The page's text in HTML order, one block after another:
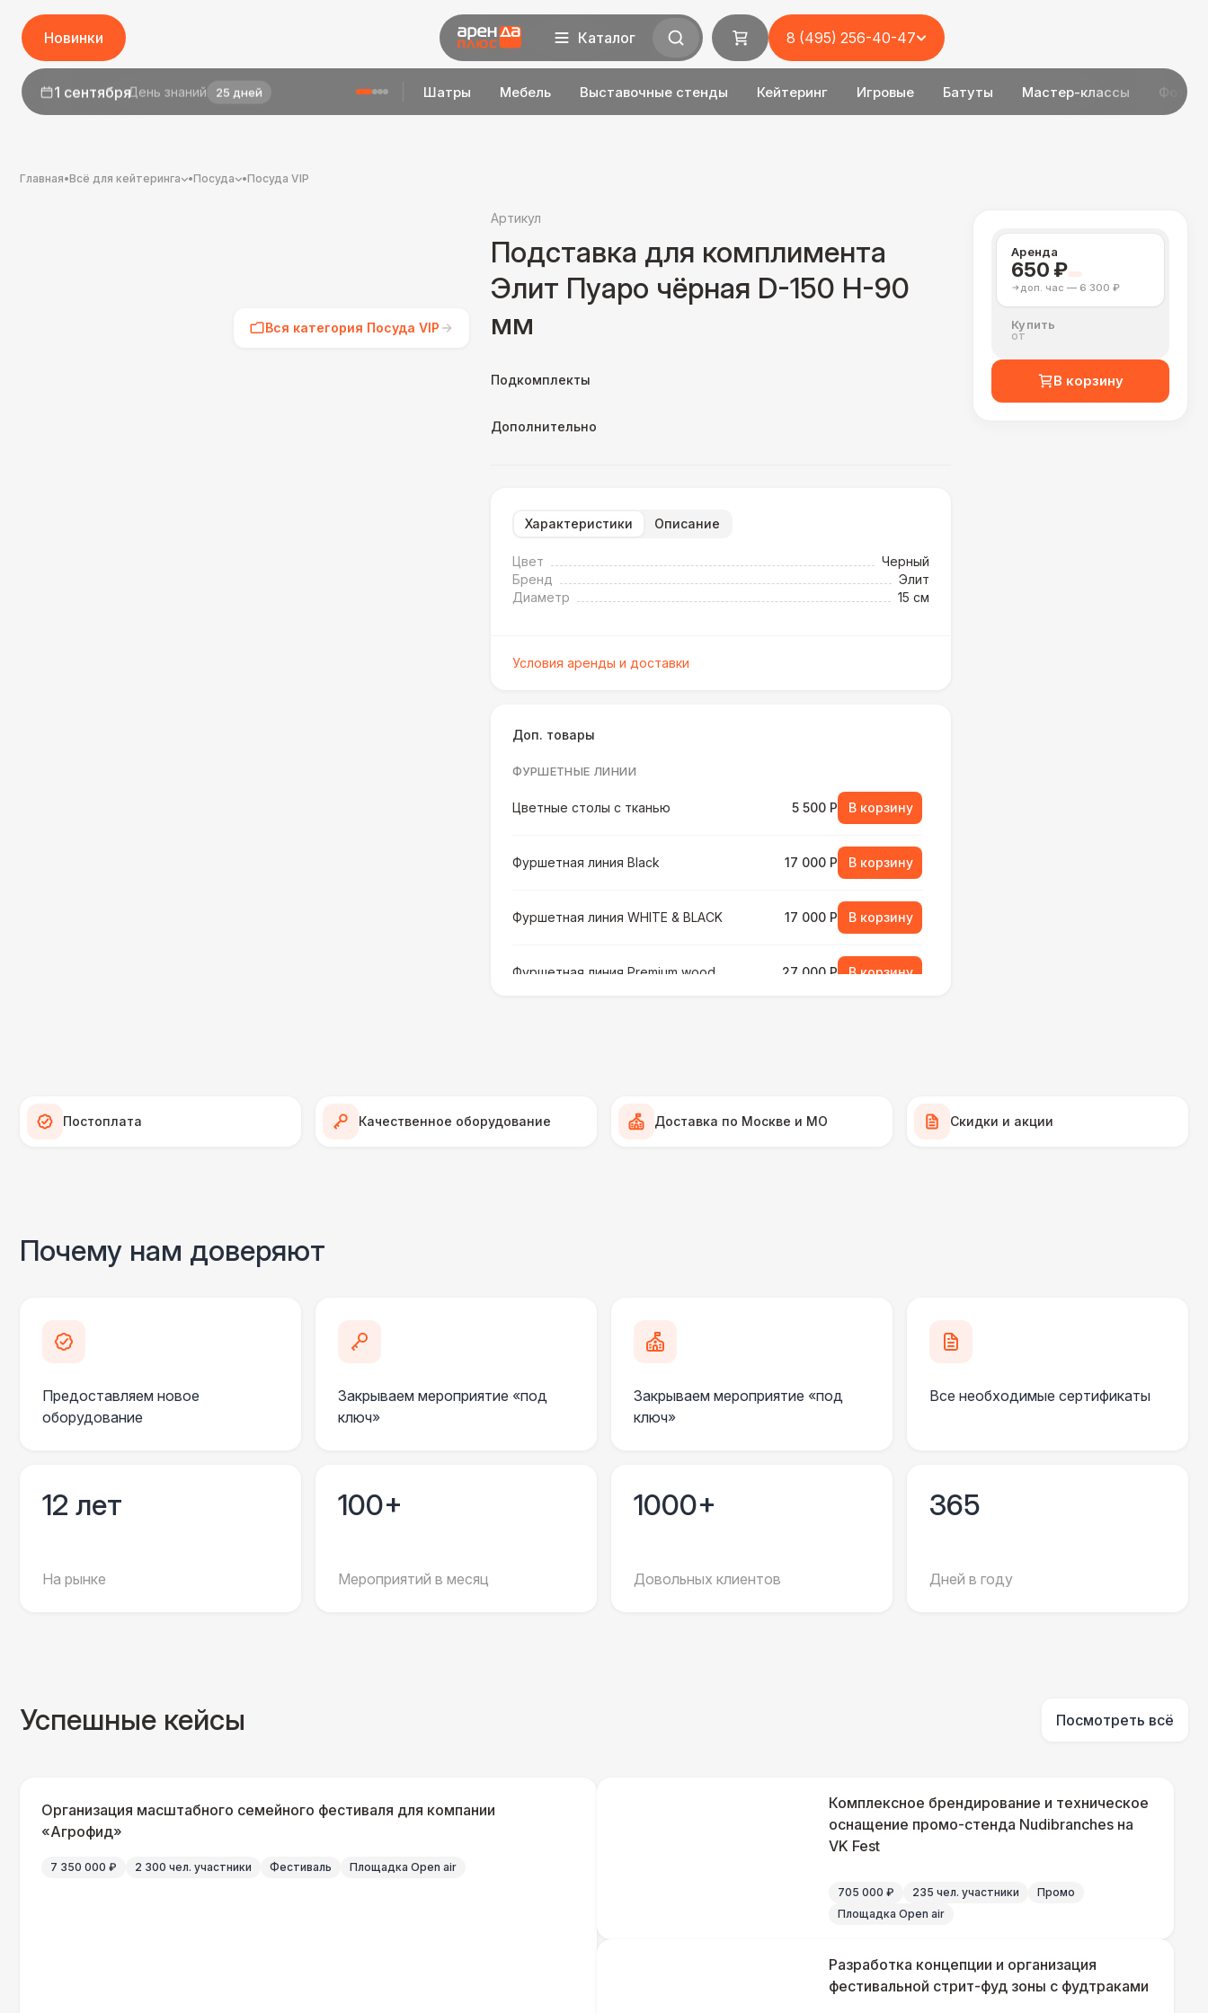
Новинки
1 сентябряДень знаний 25 дней Шатры Мебель Выставочные стенды Кейтеринг Игровые Батуты Мастер-классы
Каталог 8 (495) 256-40-47
Главная•Всё для кейтеринга •Посуда •Посуда VIP
Вся категория Посуда VIP
Артикул
Подставка для комплимента
Элит Пуаро чёрная D-150 Н-90
мм
Подкомплекты
Дополнительно
Характеристики Описание
Цвет
Черный
Бренд
Элит
Диаметр
15 см
Условия аренды и доставки
Доп. товары
ФУРШЕТНЫЕ ЛИНИИ
Цветные столы с тканью 5 500 Р В корзину
Фуршетная линия Black 17 000 Р В корзину
Фуршетная линия WHITE & BLACK 17 000 Р В корзину
Фуршетная линия Premium wood 27 000 Р В корзину
1 450 Р В корзину
6 500 Р В корзину
Аренда
650 ₽
доп. час — 6 300 ₽
Купить
от
В корзину
Постоплата Качественное оборудование Доставка по Москве и МО Скидки и акции
Почему нам доверяют
Предоставляем новое
оборудование
Закрываем мероприятие «под
ключ»
Закрываем мероприятие «под
ключ»
Все необходимые сертификаты
12 лет
На рынке
100+
Мероприятий в месяц
1000+
Довольных клиентов
365
Дней в году
Успешные кейсы Посмотреть всё
Организация масштабного семейного фестиваля для компании
«Агрофид»
7 350 000 ₽ 2 300 чел. участники Фестиваль Площадка Open air
Комплексное брендирование и техническое
оснащение промо-стенда Nudibranches на
VK Fest
705 000 ₽ 235 чел. участники
Промо
Площадка Open air
Разработка концепции и организация
фестивальной стрит-фуд зоны с фудтраками